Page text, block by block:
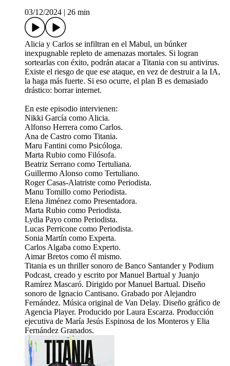
03/12/2024
26 min
Alicia y Carlos se infiltran en el Mabul, un búnker
inexpugnable repleto de amenazas mortales. Si logran
sortearlas con éxito, podrán atacar a Titania con su antivirus.
Existe el riesgo de que ese ataque, en vez de destruir a la IA,
la haga más fuerte. Si eso ocurre, el plan B es demasiado
drástico: borrar internet.
En este episodio intervienen:
Nikki García como Alicia.
Alfonso Herrera como Carlos.
Ana de Castro como Titania.
Maru Fantini como Psicóloga.
Marta Rubio como Filósofa.
Beatriz Serrano como Tertuliana.
Guillermo Alonso como Tertuliano.
Roger Casas-Alatriste como Periodista.
Manu Tomillo como Periodista.
Elena Jiménez como Presentadora.
Marta Rubio como Periodista.
Lydia Payo como Periodista.
Lucas Perricone como Periodista.
Sonia Martín como Experta.
Carlos Algaba como Experto.
Aimar Bretos como él mismo.
Titania es un thriller sonoro de Banco Santander y Podium
Podcast, creado y escrito por Manuel Bartual y Juanjo
Ramírez Mascaró. Dirigido por Manuel Bartual. Diseño
sonoro de Ignacio Cantisano. Grabado por Alejandro
Fernández. Música original de Van Delay. Diseño gráfico de
Agencia Player. Producido por Laura Escarza. Producción
ejecutiva de María Jesús Espinosa de los Monteros y Elia
Fernández Granados.